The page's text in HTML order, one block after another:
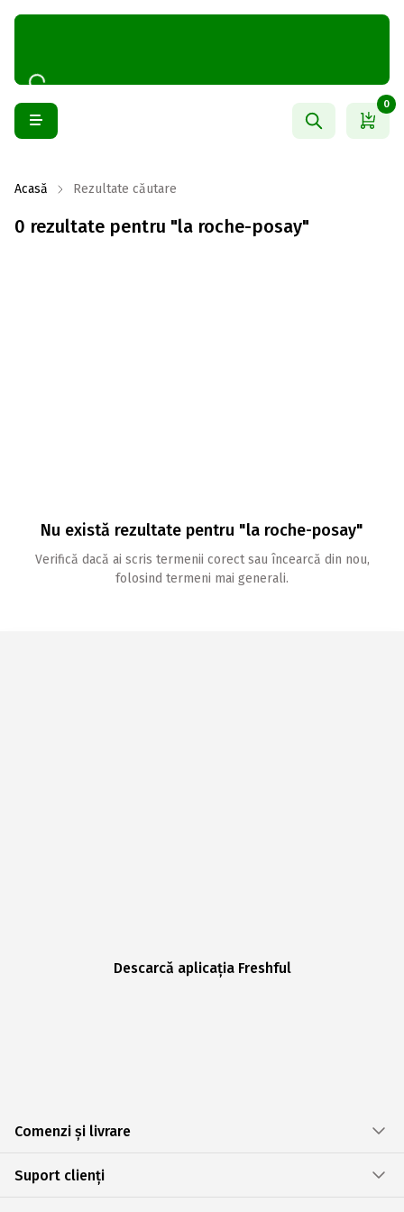
0
Acasă Rezultate căutare
0 rezultate pentru "la roche-posay"
Nu există rezultate pentru "la roche-posay"
Verifică dacă ai scris termenii corect sau încearcă din nou,
folosind termeni mai generali.
Descarcă aplicația Freshful
Comenzi și livrare
Suport clienți